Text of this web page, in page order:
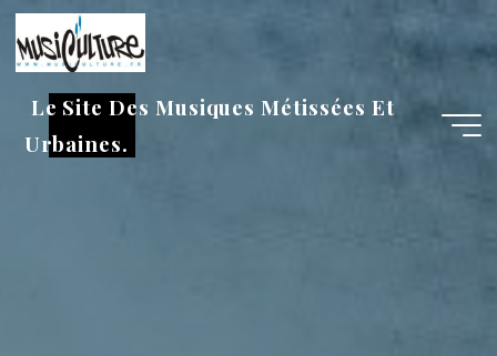
Aller
au
contenu
Le Site Des Musiques Métissées Et
Urbaines.